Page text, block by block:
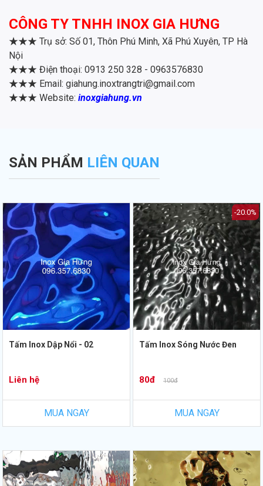
CÔNG TY TNHH INOX GIA HƯNG
★★★ Trụ sở: Số 01, Thôn Phú Minh, Xã Phú Xuyên, TP Hà
Nội
★★★ Điện thoại: 0913 250 328 - 0963576830
★★★ Email: giahung.inoxtrangtri@gmail.com
★★★ Website: inoxgiahung.vn
SẢN PHẨM LIÊN QUAN
Tấm Inox Dập Nổi - 02
Liên hệ
MUA NGAY
-20.0%
Tấm Inox Sóng Nước Đen
80đ 100đ
MUA NGAY